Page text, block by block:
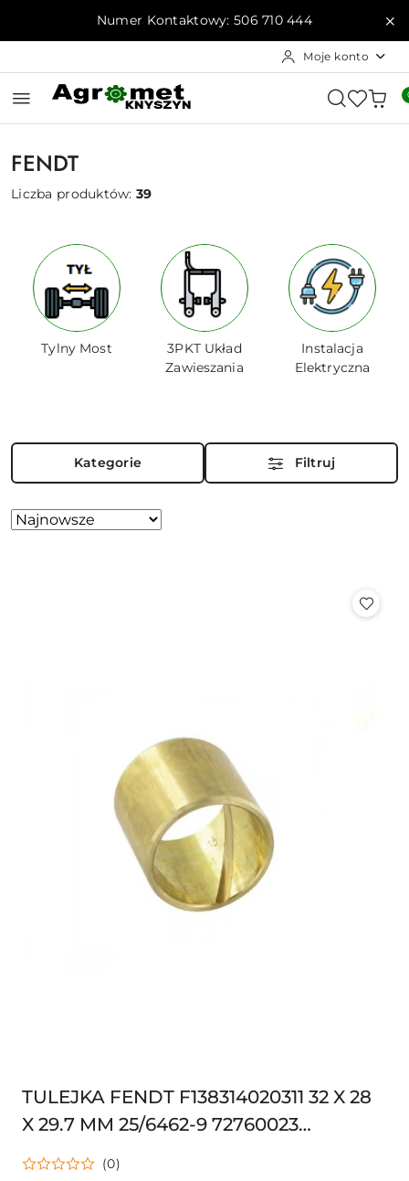
Przejdź do treści głównej
Przejdź do wyszukiwarki
Przejdź do moje konto
Przejdź do menu głównego
Przejdź do stopkiNumer Kontaktowy: 506 710 444
Moje konto
FENDT
Liczba produktów:39
Tylny Most
3PKT Układ
Zawieszania
Instalacja
Elektryczna
Kategorie Filtruj
Zastosowano
Sortuj
TULEJKA FENDT F138314020311 32 X 28
X 29.7 MM 25/6462-9 72760023
28X32X29 04322272 3216585R1 4322272
(0)